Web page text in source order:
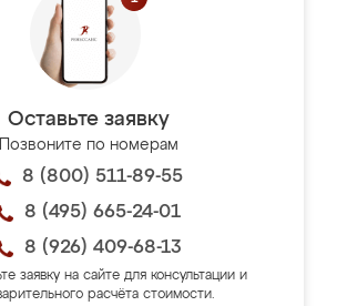
Оставьте заявку
Позвоните по номерам
8 (800) 511-89-55
8 (495) 665-24-01
8 (926) 409-68-13
заявку на сайте для консультации и
расчёта стоимости.